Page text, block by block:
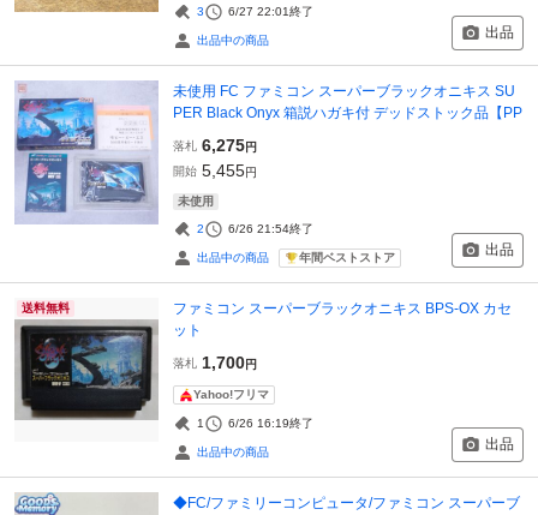
3 6/27 22:01終了
出品中の商品 出品
未使用 FC ファミコン スーパーブラックオニキス SU
PER Black Onyx 箱説ハガキ付 デッドストック品【PP
落札 6,275円
開始 5,455円
未使用
2 6/26 21:54終了
出品中の商品 年間ベストストア 出品
送料無料
ファミコン スーパーブラックオニキス BPS-OX カセ
ット
落札 1,700円
Yahoo!フリマ
1 6/26 16:19終了
出品中の商品 出品
◆FC/ファミリーコンピュータ/ファミコン スーパーブ